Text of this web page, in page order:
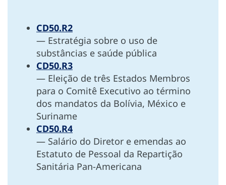
CD50.R2
— Estratégia sobre o uso de
substâncias e saúde pública
CD50.R3
— Eleição de três Estados Membros
para o Comitê Executivo ao término
dos mandatos da Bolívia, México e
Suriname
CD50.R4
— Salário do Diretor e emendas ao
Estatuto de Pessoal da Repartição
Sanitária Pan-Americana